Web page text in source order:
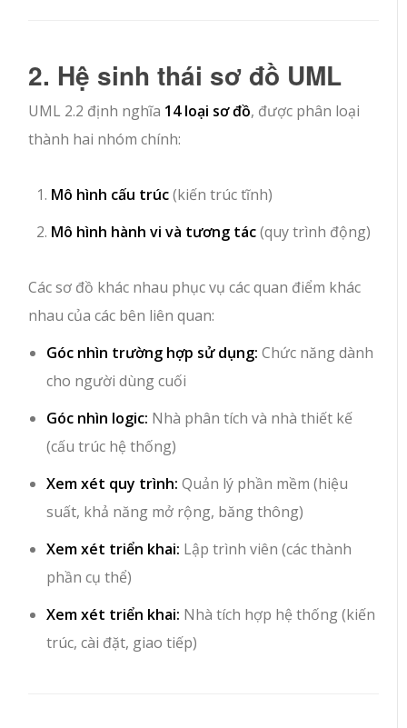
2. Hệ sinh thái sơ đồ UML
UML 2.2 định nghĩa 14 loại sơ đồ, được phân loại
thành hai nhóm chính:
Mô hình cấu trúc(kiến trúc tĩnh)
Mô hình hành vi và tương tác(quy trình động)
Các sơ đồ khác nhau phục vụ các quan điểm khác
nhau của các bên liên quan:
Góc nhìn trường hợp sử dụng: Chức năng dành
cho người dùng cuối
Góc nhìn logic: Nhà phân tích và nhà thiết kế
(cấu trúc hệ thống)
Xem xét quy trình: Quản lý phần mềm (hiệu
suất, khả năng mở rộng, băng thông)
Xem xét triển khai: Lập trình viên (các thành
phần cụ thể)
Xem xét triển khai: Nhà tích hợp hệ thống (kiến
trúc, cài đặt, giao tiếp)